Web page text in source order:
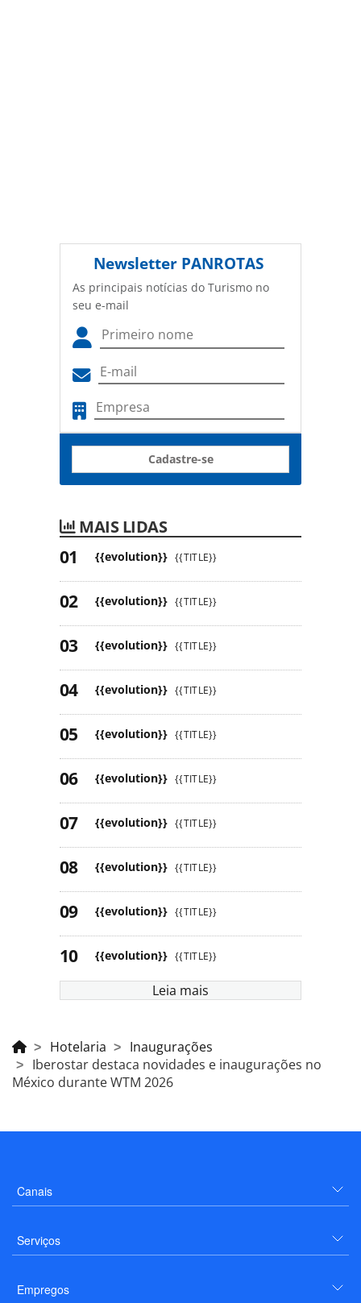
Newsletter PANROTAS
As principais notícias do Turismo no
seu e-mail
Cadastre-se
MAIS LIDAS
{{evolution}} {{TITLE}}
{{evolution}} {{TITLE}}
{{evolution}} {{TITLE}}
{{evolution}} {{TITLE}}
{{evolution}} {{TITLE}}
{{evolution}} {{TITLE}}
{{evolution}} {{TITLE}}
{{evolution}} {{TITLE}}
{{evolution}} {{TITLE}}
{{evolution}} {{TITLE}}
Leia mais
Hotelaria
Inaugurações
Iberostar destaca novidades e inaugurações no
México durante WTM 2026
Canais
Serviços
Empregos